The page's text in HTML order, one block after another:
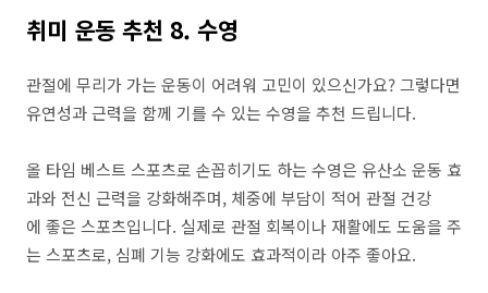
취미 운동 추천 8. 수영
관절에 무리가 가는 운동이 어려워 고민이 있으신가요? 그렇다면
유연성과 근력을 함께 기를 수 있는 수영을 추천 드립니다.
올 타임 베스트 스포츠로 손꼽히기도 하는 수영은 유산소 운동 효
과와 전신 근력을 강화해주며, 체중에 부담이 적어 관절 건강
에 좋은 스포츠입니다. 실제로 관절 회복이나 재활에도 도움을 주
는 스포츠로, 심폐 기능 강화에도 효과적이라 아주 좋아요.